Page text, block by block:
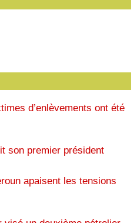
d’enlèvements ont été
son premier président
apaisent les tensions